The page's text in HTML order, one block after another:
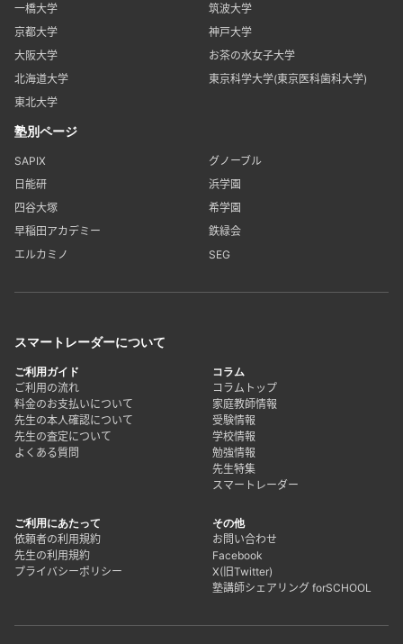
一橋大学
筑波大学
京都大学
神戸大学
大阪大学
お茶の水女子大学
北海道大学
東京科学大学(東京医科歯科大学)
東北大学
塾別ページ
SAPIX
グノーブル
日能研
浜学園
四谷大塚
希学園
早稲田アカデミー
鉄緑会
エルカミノ
SEG
スマートレーダーについて
ご利用ガイド
ご利用の流れ
料金のお支払いについて
先生の本人確認について
先生の査定について
よくある質問
コラム
コラムトップ
家庭教師情報
受験情報
学校情報
勉強情報
先生特集
スマートレーダー
ご利用にあたって
依頼者の利用規約
先生の利用規約
プライバシーポリシー
その他
お問い合わせ
Facebook
X(旧Twitter)
塾講師シェアリング forSCHOOL